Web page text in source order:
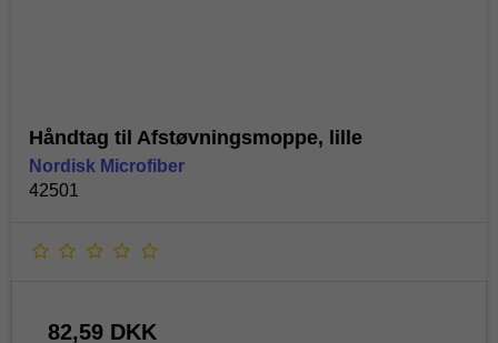
Håndtag til Afstøvningsmoppe, lille
Nordisk Microfiber
42501
82,59 DKK